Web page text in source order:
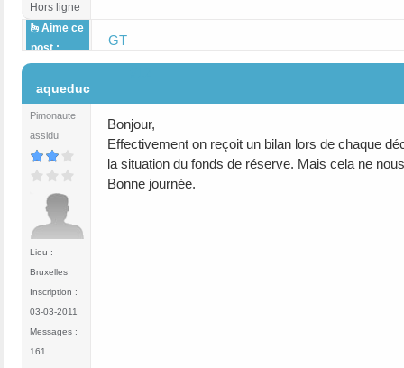
Hors ligne
Aime ce
post :
GT
aqueduc
Pimonaute
assidu
Lieu :
Bruxelles
Inscription :
03-03-2011
Messages :
161
Bonjour,
Effectivement on reçoit un bilan lors de chaque
la situation du fonds de réserve. Mais cela ne
Bonne journée.